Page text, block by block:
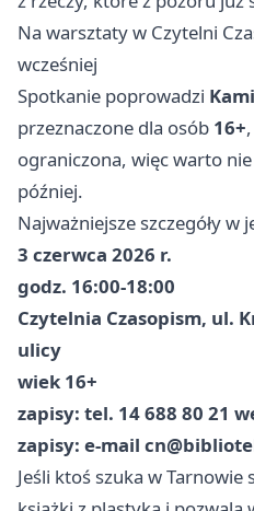
Na warsztaty w Czytelni
wcześniej
Spotkanie poprowadzi
przeznaczone dla osób 16+
ograniczona, więc warto nie
później.
Najważniejsze szczegóły w
3 czerwca 2026 r.
godz. 16:00-18:00
Czytelnia Czasopism, ul.
ulicy
wiek 16+
zapisy: tel. 14 688 80 21
zapisy: e-mail
Jeśli ktoś szuka w Tarnowie